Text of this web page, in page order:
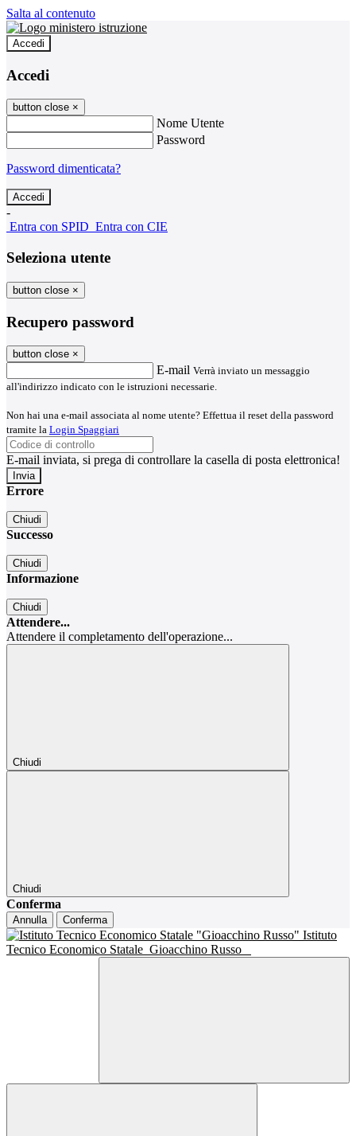
Salta al contenuto
Accedi
Accedi
button close ×
Nome Utente
Password
Password dimenticata?
-
Entra con SPID Entra con CIE
Seleziona utente
button close ×
Recupero password
button close ×
E-mail Verrà inviato un messaggio
all'indirizzo indicato con le istruzioni necessarie.
Non hai una e-mail associata al nome utente? Effettua il reset della password
tramite la Login Spaggiari
E-mail inviata, si prega di controllare la casella di posta elettronica!
Errore
Chiudi
Successo
Chiudi
Informazione
Chiudi
Attendere...
Attendere il completamento dell'operazione...
Chiudi
Chiudi
Conferma
Annulla Conferma
Istituto
Tecnico Economico Statale Gioacchino Russo